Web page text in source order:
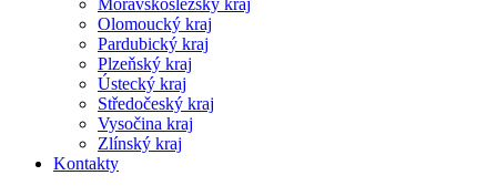
Moravskoslezský kraj
Olomoucký kraj
Pardubický kraj
Plzeňský kraj
Ústecký kraj
Středočeský kraj
Vysočina kraj
Zlínský kraj
Kontakty